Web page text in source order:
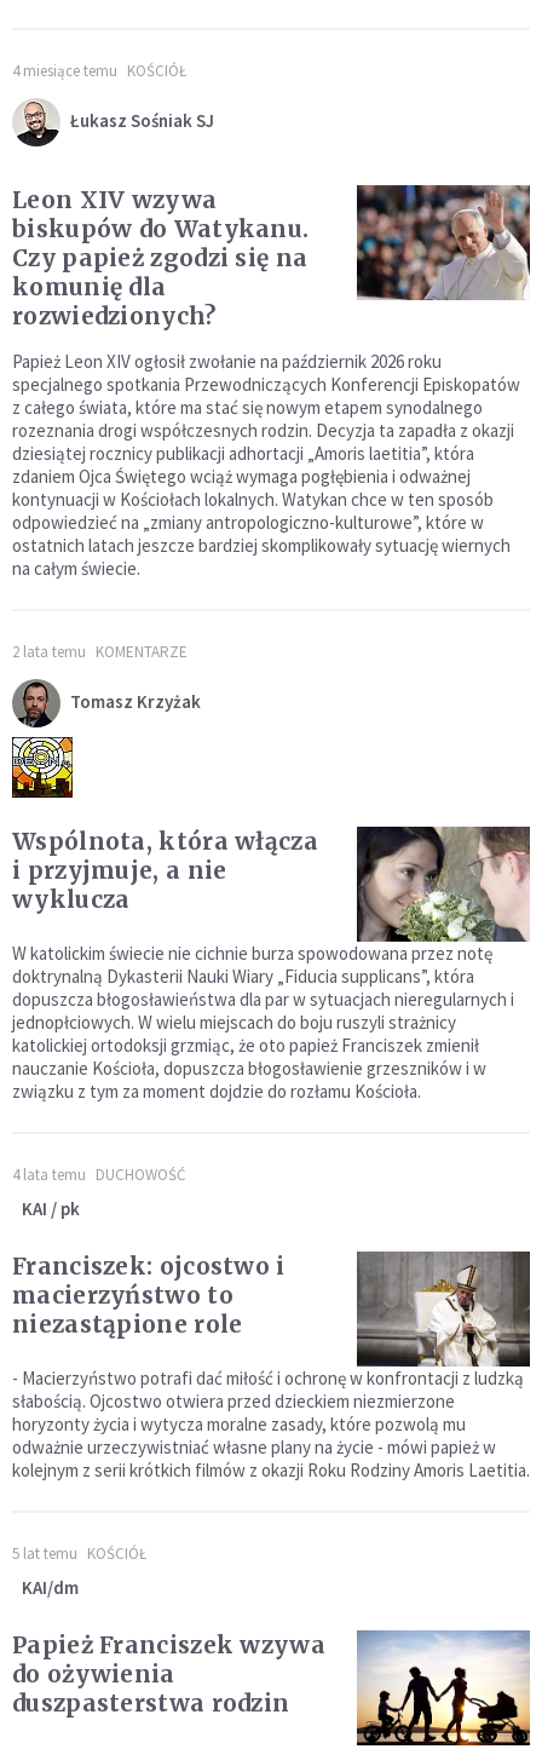
4 miesiące temu KOŚCIÓŁ
Łukasz Sośniak SJ
Leon XIV wzywa
biskupów do Watykanu.
Czy papież zgodzi się na
komunię dla
rozwiedzionych?
Papież Leon XIV ogłosił zwołanie na październik 2026 roku
specjalnego spotkania Przewodniczących Konferencji Episkopatów
z całego świata, które ma stać się nowym etapem synodalnego
rozeznania drogi współczesnych rodzin. Decyzja ta zapadła z okazji
dziesiątej rocznicy publikacji adhortacji „Amoris laetitia”, która
zdaniem Ojca Świętego wciąż wymaga pogłębienia i odważnej
kontynuacji w Kościołach lokalnych. Watykan chce w ten sposób
odpowiedzieć na „zmiany antropologiczno-kulturowe”, które w
ostatnich latach jeszcze bardziej skomplikowały sytuację wiernych
na całym świecie.
2 lata temu KOMENTARZE
Tomasz Krzyżak
Wspólnota, która włącza
i przyjmuje, a nie
wyklucza
W katolickim świecie nie cichnie burza spowodowana przez notę
doktrynalną Dykasterii Nauki Wiary „Fiducia supplicans”, która
dopuszcza błogosławieństwa dla par w sytuacjach nieregularnych i
jednopłciowych. W wielu miejscach do boju ruszyli strażnicy
katolickiej ortodoksji grzmiąc, że oto papież Franciszek zmienił
nauczanie Kościoła, dopuszcza błogosławienie grzeszników i w
związku z tym za moment dojdzie do rozłamu Kościoła.
4 lata temu DUCHOWOŚĆ
KAI / pk
Franciszek: ojcostwo i
macierzyństwo to
niezastąpione role
- Macierzyństwo potrafi dać miłość i ochronę w konfrontacji z ludzką
słabością. Ojcostwo otwiera przed dzieckiem niezmierzone
horyzonty życia i wytycza moralne zasady, które pozwolą mu
odważnie urzeczywistniać własne plany na życie - mówi papież w
kolejnym z serii krótkich filmów z okazji Roku Rodziny Amoris Laetitia.
5 lat temu KOŚCIÓŁ
KAI/dm
Papież Franciszek wzywa
do ożywienia
duszpasterstwa rodzin